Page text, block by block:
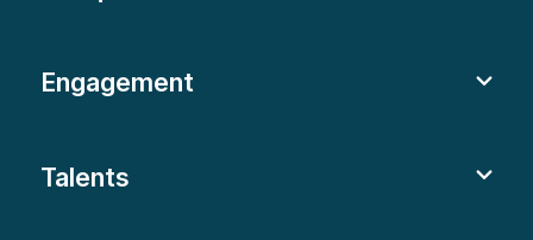
Engagement
Talents